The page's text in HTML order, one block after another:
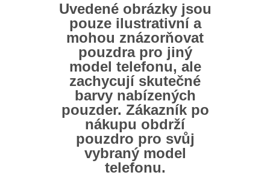
Uvedené obrázky jsou
pouze ilustrativní a
mohou znázorňovat
pouzdra pro jiný
model telefonu, ale
zachycují skutečné
barvy nabízených
pouzder. Zákazník po
nákupu obdrží
pouzdro pro svůj
vybraný model
telefonu.